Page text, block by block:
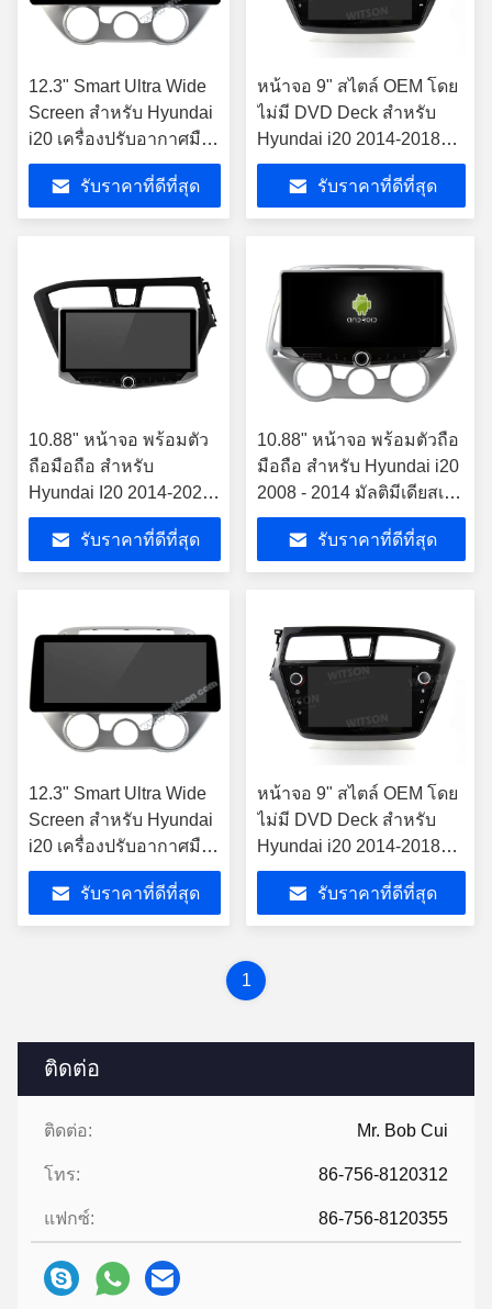
ติดต่อ
ติดต่อ: Mr. Bob Cui
โทร: 86-756-8120312
แฟกซ์: 86-756-8120355
12.3" Smart Ultra Wide
Screen สําหรับ Hyundai
i20 เครื่องปรับอากาศมือ
ถือ 2008 - 2014 เครื่องส
เตียโร่รถรับราคาที่ดีที่สุด
หน้าจอ 9" สไตล์ OEM โดย
ไม่มี DVD Deck สําหรับ
Hyundai i20 2014-2018
มือซ้าย Driver Car Stereo
รับราคาที่ดีที่สุด
10.88" หน้าจอ พร้อมตัว
ถือมือถือ สําหรับ
Hyundai I20 2014-2022
มัลติมีเดียสเตเรีย
รับราคาที่ดีที่สุด
10.88" หน้าจอ พร้อมตัวถือ
มือถือ สําหรับ Hyundai i20
2008 - 2014 มัลติมีเดียสเต
เรีย
รับราคาที่ดีที่สุด
12.3" Smart Ultra Wide
Screen สําหรับ Hyundai
i20 เครื่องปรับอากาศมือ
ถือ 2008 - 2014 เครื่องส
เตียโร่รถรับราคาที่ดีที่สุด
หน้าจอ 9" สไตล์ OEM โดย
ไม่มี DVD Deck สําหรับ
Hyundai i20 2014-2018
มือซ้าย Driver Car Stereo
รับราคาที่ดีที่สุด
1